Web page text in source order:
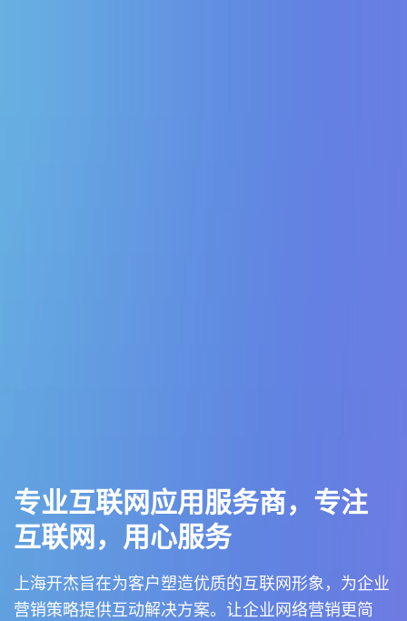
专业互联网应用服务商，专注
互联网，用心服务
上海开杰旨在为客户塑造优质的互联网形象，为企业
营销策略提供互动解决方案。让企业网络营销更简